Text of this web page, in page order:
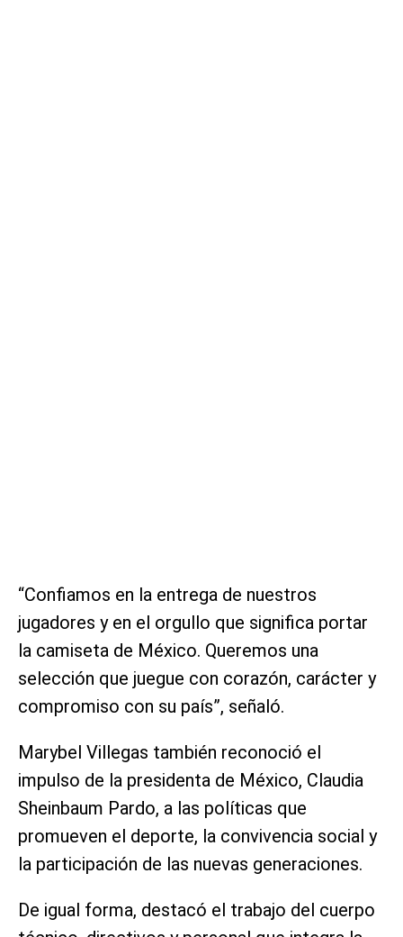
“Confiamos en la entrega de nuestros
jugadores y en el orgullo que significa portar
la camiseta de México. Queremos una
selección que juegue con corazón, carácter y
compromiso con su país”, señaló.
Marybel Villegas también reconoció el
impulso de la presidenta de México, Claudia
Sheinbaum Pardo, a las políticas que
promueven el deporte, la convivencia social y
la participación de las nuevas generaciones.
De igual forma, destacó el trabajo del cuerpo